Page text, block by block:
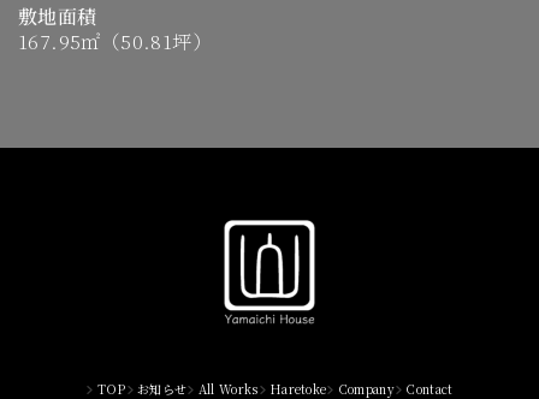
敷地面積
167.95㎡（50.81坪）
TOP お知らせ All Works Haretoke Company Contact